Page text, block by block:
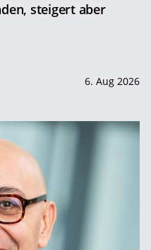
steigert aber
6. Aug 2026